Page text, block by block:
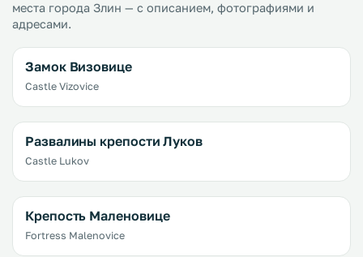
места города Злин — с описанием, фотографиями и
адресами.
Замок Визовице
Castle Vizovice
Развалины крепости Луков
Castle Lukov
Крепость Маленовице
Fortress Malenovice